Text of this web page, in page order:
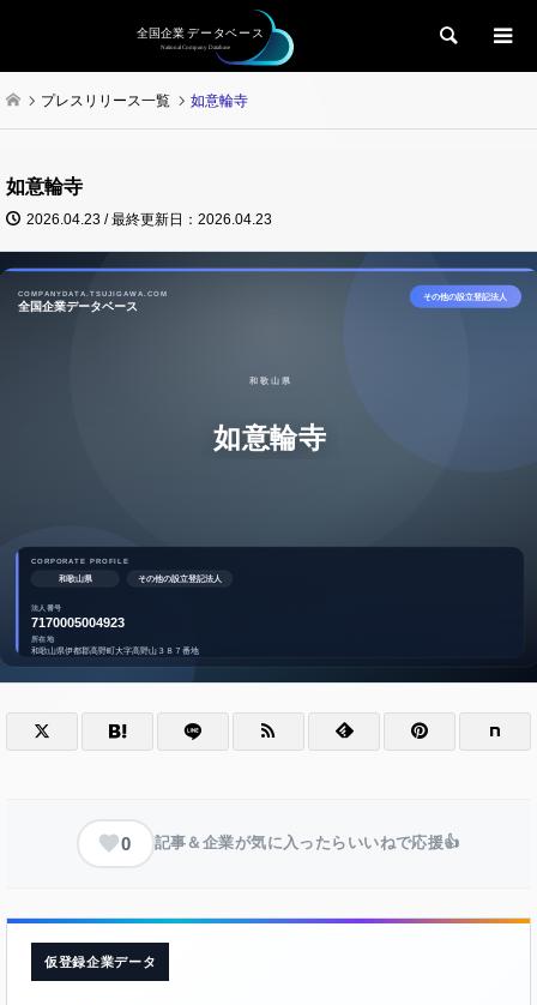
検索
プレスリリース一覧 如意輪寺
如意輪寺
2026.04.23 / 最終更新日：2026.04.23
0 記事＆企業が気に入ったらいいねで応援👍
仮登録企業データ